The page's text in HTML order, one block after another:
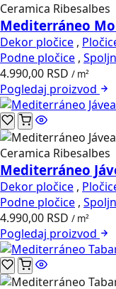
Ceramica Ribesalbes
Mediterráneo
Dekor pločice ,
Podne pločice ,
4.990,00 RSD / m²
Pogledaj proizvod
Ceramica Ribesalbes
Mediterráneo
Dekor pločice ,
Podne pločice ,
4.990,00 RSD / m²
Pogledaj proizvod